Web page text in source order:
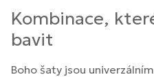
Kombinace,
bavit
Boho šaty jsou